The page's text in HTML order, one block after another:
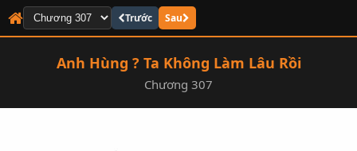
Trước Sau
Anh Hùng ? Ta Không Làm Lâu Rồi
Chương 307